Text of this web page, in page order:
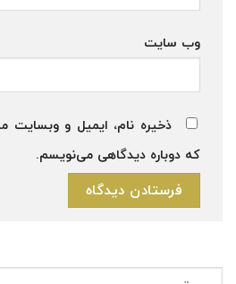
وب‌ سایت
ذخیره نام، ایمیل و وبسایت
که دوباره دیدگاهی می‌نویسم.